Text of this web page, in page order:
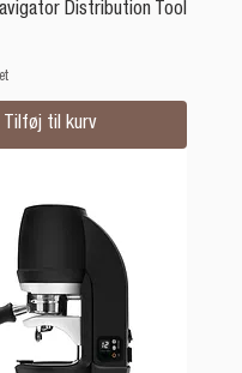
Distribution Tool
Tilføj til kurv